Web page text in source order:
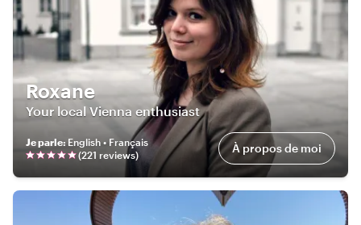
Roxane
Your local Vienna enthusiast
Je parle: English • Français
(221 reviews) À propos de moi